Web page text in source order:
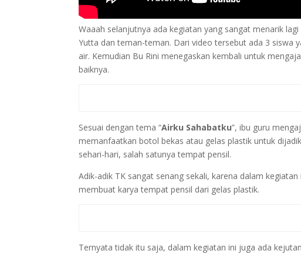
Waaah selanjutnya ada kegiatan yang sangat menarik
Yutta dan teman-teman. Dari video tersebut ada 3 siswa
air. Kemudian Bu Rini menegaskan kembali untuk
baiknya.
Sesuai dengan tema “Airku Sahabatku”, ibu guru
memanfaatkan botol bekas atau gelas plastik untuk
sehari-hari, salah satunya tempat pensil.
Adik-adik TK sangat senang sekali, karena dalam
membuat karya tempat pensil dari gelas plastik.
Ternyata tidak itu saja, dalam kegiatan ini juga ada